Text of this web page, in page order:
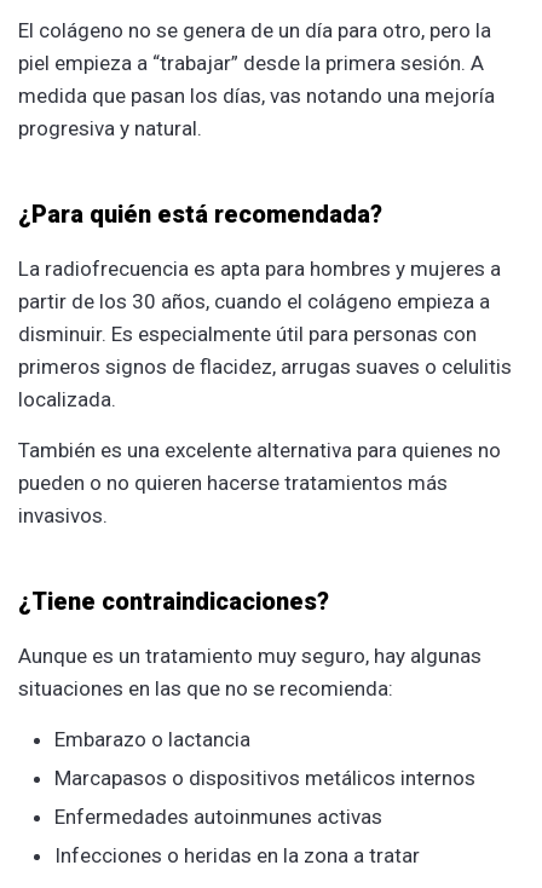
El colágeno no se genera de un día para otro, pero la
piel empieza a “trabajar” desde la primera sesión. A
medida que pasan los días, vas notando una mejoría
progresiva y natural.
¿Para quién está recomendada?
La radiofrecuencia es apta para hombres y mujeres a
partir de los 30 años, cuando el colágeno empieza a
disminuir. Es especialmente útil para personas con
primeros signos de flacidez, arrugas suaves o celulitis
localizada.
También es una excelente alternativa para quienes no
pueden o no quieren hacerse tratamientos más
invasivos.
¿Tiene contraindicaciones?
Aunque es un tratamiento muy seguro, hay algunas
situaciones en las que no se recomienda:
Embarazo o lactancia
Marcapasos o dispositivos metálicos internos
Enfermedades autoinmunes activas
Infecciones o heridas en la zona a tratar